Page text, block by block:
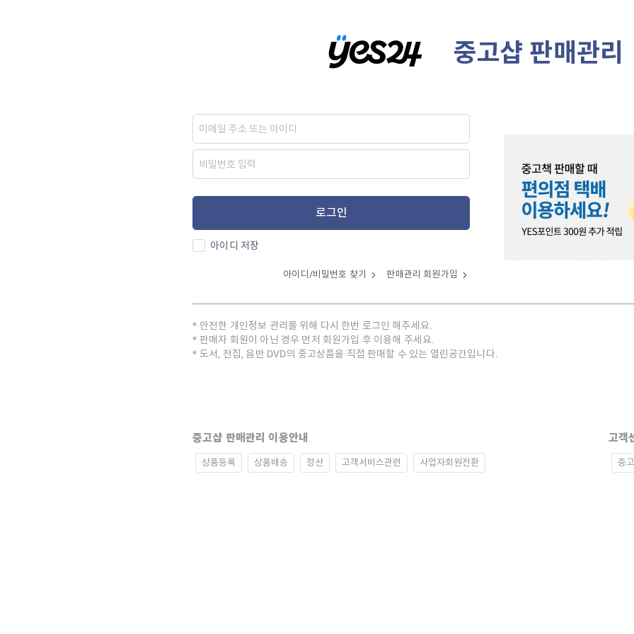
중고샵 판매관리
로그인
아이디 저장
아이디/비밀번호 찾기 판매관리 회원가입
안전한 개인정보 관리를 위해 다시 한번 로그인 해주세요.
판매자 회원이 아닌 경우 먼저 회원가입 후 이용해 주세요.
도서, 전집, 음반 DVD의 중고상품을 직접 판매할 수 있는 열린공간입니다.
중고샵 판매관리 이용안내
상품등록 상품배송 정산 고객서비스관련 사업자회원전환
고객
중